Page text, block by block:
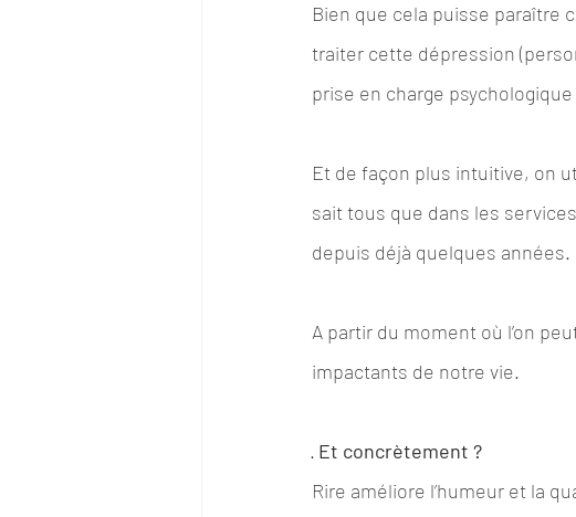
Bien que cela puisse paraître
traiter cette dépression
prise en charge
Et de façon plus intuitive, on
sait tous que dans les
depuis déjà quelques années.
A partir du moment où l’on
impactants de notre vie.
· Et concrètement ?
Rire améliore l’humeur et la